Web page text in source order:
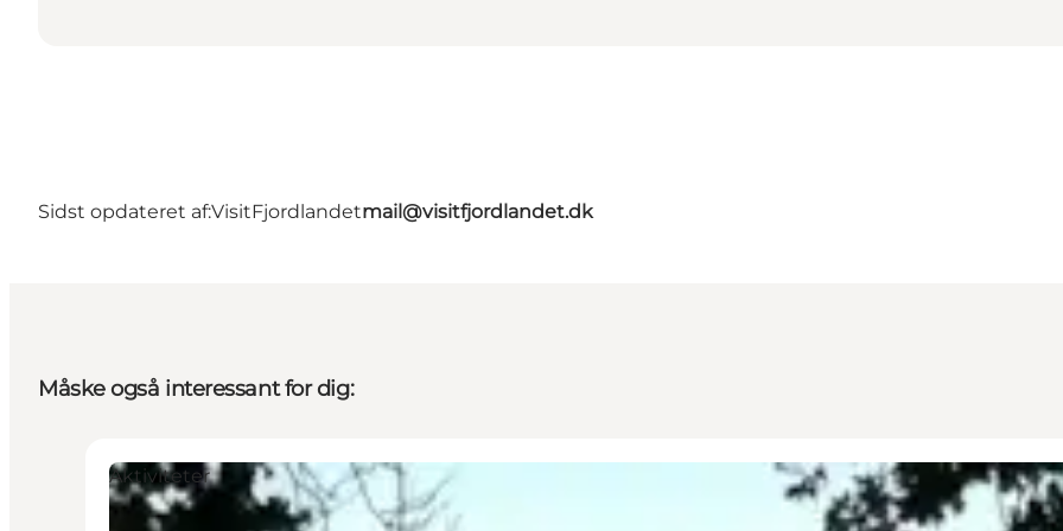
Sidst opdateret af:VisitFjordlandetmail@visitfjordlandet.dk
Måske også interessant for dig:
Aktiviteter